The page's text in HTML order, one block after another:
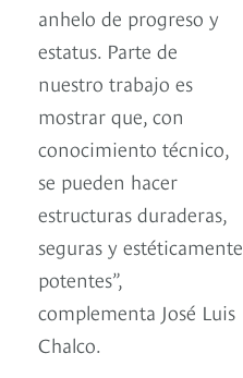
anhelo de progreso y
estatus. Parte de
nuestro trabajo es
mostrar que, con
conocimiento técnico,
se pueden hacer
estructuras duraderas,
seguras y estéticamente
potentes”,
complementa José Luis
Chalco.